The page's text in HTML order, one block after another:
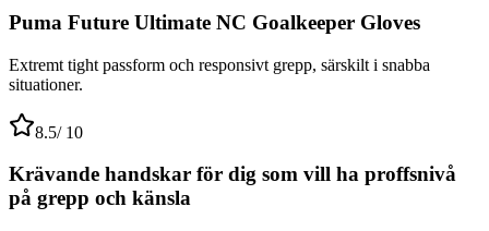
Puma Future Ultimate NC Goalkeeper Gloves
Extremt tight passform och responsivt grepp, särskilt i snabba
situationer.
8.5/ 10
Krävande handskar för dig som vill ha proffsnivå
på grepp och känsla